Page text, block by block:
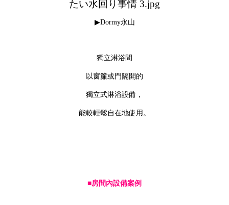
▶Dormy永山
獨立淋浴間
以窗簾或門隔開的
獨立式淋浴設備，
能較輕鬆自在地使用。
■房間內設備案例